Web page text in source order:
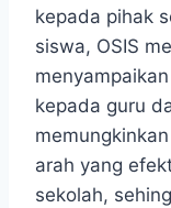
kepada pihak
siswa, OSIS
kepada guru
arah yang
sekolah,